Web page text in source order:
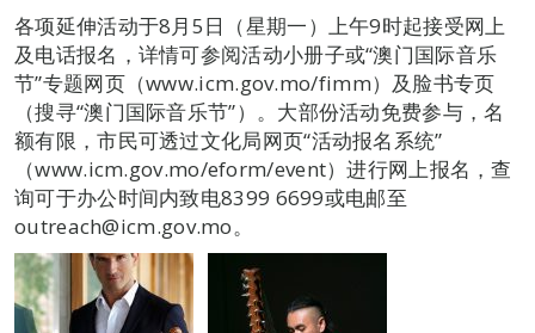
各项延伸活动于8月5日（星期一）上午9时起接受网上
及电话报名，详情可参阅活动小册子或“澳门国际音乐
节”专题网页（www.icm.gov.mo/fimm）及脸书专页
（搜寻“澳门国际音乐节”）。大部份活动免费参与，名
额有限，市民可透过文化局网页“活动报名系统”
（www.icm.gov.mo/eform/event）进行网上报名，查
询可于办公时间内致电8399 6699或电邮至
outreach@icm.gov.mo。